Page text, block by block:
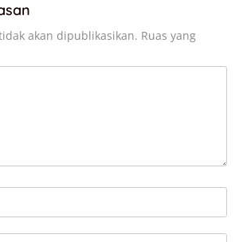
akan dipublikasikan. Ruas yang